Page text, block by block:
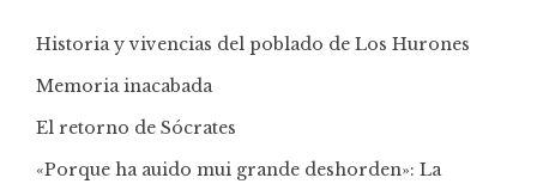
Historia y vivencias del poblado de Los Hurones
Memoria inacabada
El retorno de Sócrates
«Porque ha auido mui grande deshorden»: La